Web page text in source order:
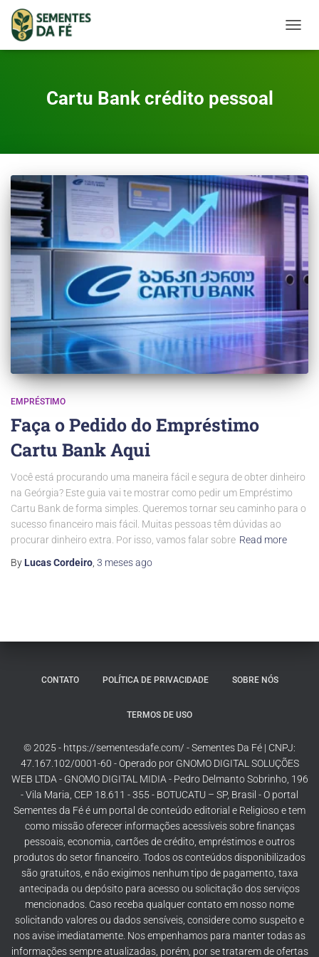
Cartu Bank crédito pessoal
EMPRÉSTIMO
Faça o Pedido do Empréstimo
Cartu Bank Aqui
Você está procurando uma maneira fácil e segura de obter dinheiro
na Geórgia? Este guia vai te mostrar como pedir um Empréstimo
Cartu Bank de forma simples. Queremos tornar seu caminho para o
sucesso financeiro mais fácil. Muitas pessoas têm dúvidas ao
procurar dinheiro extra. Por isso, vamos falar sobre Read more
By Lucas Cordeiro 3 mesesago
CONTATO POLÍTICA DE PRIVACIDADE SOBRE NÓS
TERMOS DE USO
© 2025 - https://sementesdafe.com/ - Sementes Da Fé | CNPJ:
47.167.102/0001-60 - Operado por GNOMO DIGITAL SOLUÇÕES
WEB LTDA - GNOMO DIGITAL MIDIA - Pedro Delmanto Sobrinho, 196
- Vila Maria, CEP 18.611 - 355 - BOTUCATU – SP, Brasil - O portal
Sementes da Fé é um portal de conteúdo editorial e Religioso e tem
como missão oferecer informações acessíveis sobre finanças
pessoais, economia, cartões de crédito, empréstimos e outros
produtos do setor financeiro. Todos os conteúdos disponibilizados
são gratuitos, e não exigimos nenhum tipo de pagamento, taxa
antecipada ou depósito para acesso ou solicitação dos serviços
mencionados. Caso receba qualquer contato em nosso nome
solicitando valores ou dados sensíveis, considere como suspeito e
nos avise imediatamente. Nos empenhamos para manter todas as
informações sempre atualizadas, porém, por se tratarem de ofertas